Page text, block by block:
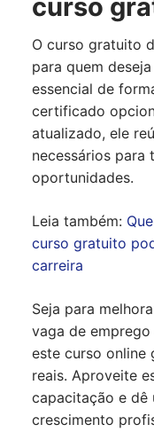
curso
O curso gratuito
para quem
essencial de
certificado
atualizado, ele
necessários para
oportunidades.
Leia também:
curso gratuito
carreira
Seja para
vaga de
este curso online
reais. Aproveite
capacitação e dê
crescimento